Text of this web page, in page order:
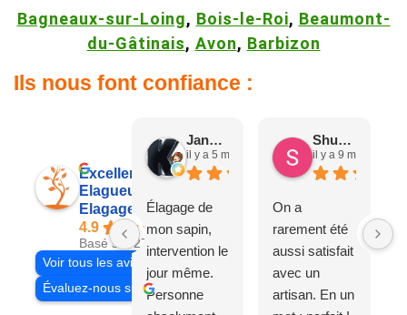
Bagneaux-sur-Loing, Bois-le-Roi, Beaumont-
du-Gâtinais, Avon, Barbizon
Ils nous font confiance :
Excellent
Elagueur 77
Elagage Villiers
4.9
Basé sur 27 avis
Voir tous les avis
Évaluez-nous sur
Jane D.
il y a 5 mois
Élagage de
mon sapin,
intervention le
jour même.
Personne
Shuang & Jean K.
il y a 9 mois
On a
rarement été
aussi satisfait
avec un
artisan. En un